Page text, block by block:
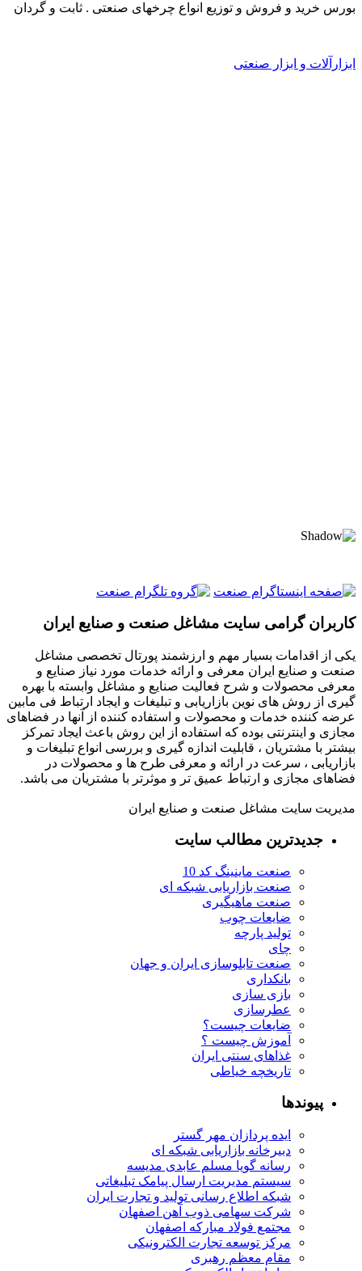
بورس خرید و فروش و توزیع انواع چرخهای صنعتی . ثابت و گردان
ابزارآلات و ابزار صنعتی
کاربران گرامی سایت مشاغل صنعت و صنایع ایران
یکی از اقدامات بسیار مهم و ارزشمند پورتال تخصصی مشاغل
صنعت و صنایع ایران معرفی و ارائه خدمات مورد نیاز صنایع و
معرفی محصولات و شرح فعالیت صنایع و مشاغل وابسته با بهره
گیری از روش های نوین بازاریابی و تبلیغات و ایجاد ارتباط فی مابین
عرضه کننده خدمات و محصولات و استفاده کننده از آنها در فضاهای
مجازی و اینترنتی بوده که استفاده از این روش باعث ایجاد تمرکز
بیشتر با مشتریان ، قابلیت اندازه گیری و بررسی انواع تبلیغات و
بازاریابی ، سرعت در ارائه و معرفی طرح ها و محصولات در
فضاهای مجازی و ارتباط عمیق تر و موثرتر با مشتریان می باشد.
مدیریت سایت مشاغل صنعت و صنایع ایران
جدیدترین مطالب سایت
صنعت ماینینگ کد 10
صنعت بازاریابی شبکه ای
صنعت ماهیگیری
ضایعات چوب
تولید پارچه
چای
صنعت تابلوسازی ایران و جهان
بانکداری
بازی سازی
عطرسازی
ضایعات چیست؟
آموزش چیست ؟
غذاهای سنتی ایران
تاریخچه خیاطی
پیوندها
ایده پردازان مهر گستر
دبیرخانه بازاریابی شبکه ای
رسانه گویا مسلم عابدی مدیسه
سیستم مدیریت ارسال پیامک تبلیغاتی
شبکه اطلاع رسانی تولید و تجارت ایران
شرکت سهامی ذوب آهن اصفهان
مجتمع فولاد مبارکه اصفهان
مرکز توسعه تجارت الکترونیکی
مقام معظم رهبری